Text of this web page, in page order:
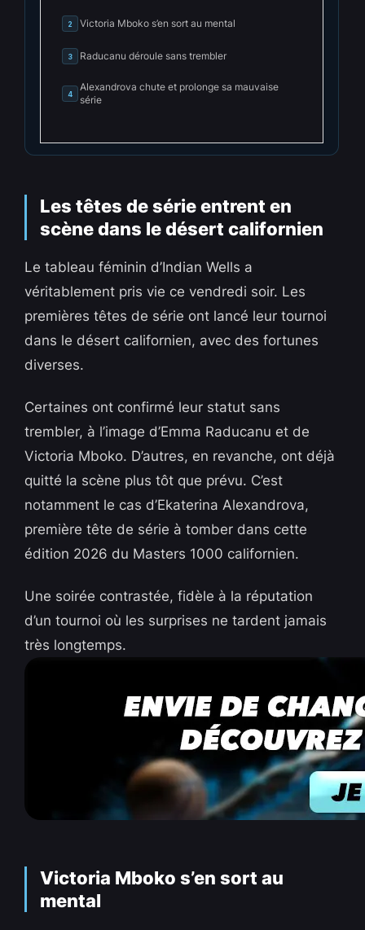
2 Victoria Mboko s’en sort au mental
3 Raducanu déroule sans trembler
4
Alexandrova chute et prolonge sa mauvaise
série
Les têtes de série entrent en
scène dans le désert californien
Le tableau féminin d’Indian Wells a
véritablement pris vie ce vendredi soir. Les
premières têtes de série ont lancé leur tournoi
dans le désert californien, avec des fortunes
diverses.
Certaines ont confirmé leur statut sans
trembler, à l’image d’Emma Raducanu et de
Victoria Mboko. D’autres, en revanche, ont déjà
quitté la scène plus tôt que prévu. C’est
notamment le cas d’Ekaterina Alexandrova,
première tête de série à tomber dans cette
édition 2026 du Masters 1000 californien.
Une soirée contrastée, fidèle à la réputation
d’un tournoi où les surprises ne tardent jamais
très longtemps.
Victoria Mboko s’en sort au
mental